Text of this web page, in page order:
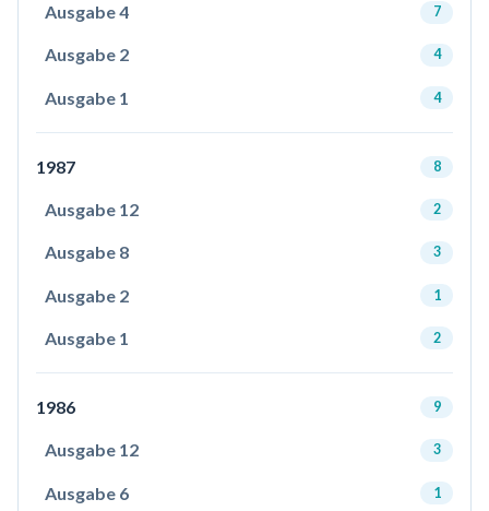
Ausgabe 4 7
Ausgabe 2 4
Ausgabe 1 4
1987 8
Ausgabe 12 2
Ausgabe 8 3
Ausgabe 2 1
Ausgabe 1 2
1986 9
Ausgabe 12 3
Ausgabe 6 1